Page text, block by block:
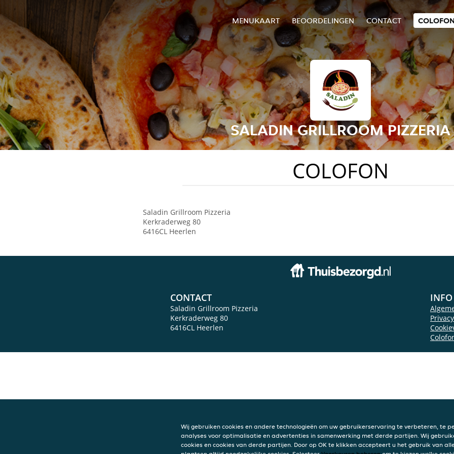
MENUKAART BEOORDELINGEN CONTACT
SALADIN GRILLROOM PIZZERIA
COLOFON
Saladin Grillroom Pizzeria
Kerkraderweg 80
6416CL Heerlen
CONTACT
Saladin Grillroom Pizzeria
Kerkraderweg 80
6416CL Heerlen
INFO
Wij gebruiken cookies en andere technologieën om uw gebruikerservaring te verbeteren, te
analyses voor optimalisatie en advertenties in samenwerking met derde partijen. Wij
cookies en cookies van derde partijen. Door op OK te klikken accepteert u het gebruik van